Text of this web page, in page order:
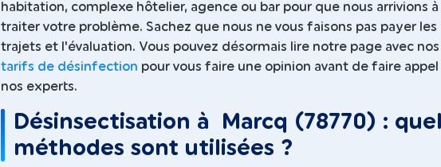
habitation, complexe hôtelier, agence ou bar pour que nous arrivions à
traiter votre problème. Sachez que nous ne vous faisons pas payer les
trajets et l'évaluation. Vous pouvez désormais lire notre page avec nos
tarifs de désinfection pour vous faire une opinion avant de faire appel
nos experts.
Désinsectisation à Marcq (78770) :
méthodes sont utilisées ?